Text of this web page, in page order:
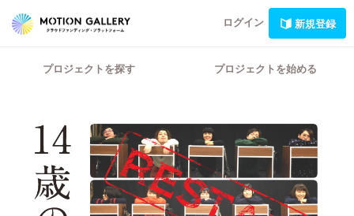
ログイン 新規登録
プロジェクトを探す プロジェクトを始める